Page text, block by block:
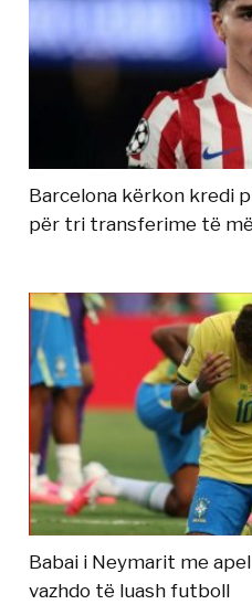
Barcelona kërkon kredi
për tri transferime të
Babai i Neymarit me
vazhdo të luash futboll